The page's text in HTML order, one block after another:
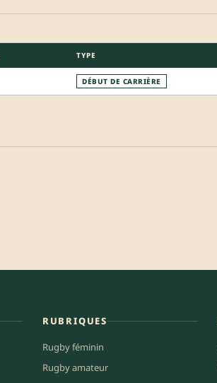
TYPE
DÉBUT DE CARRIÈRE
RUBRIQUES
Rugby féminin
Rugby amateur